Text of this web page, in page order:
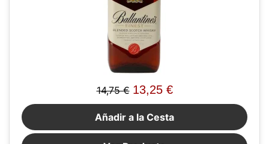
14,75 € 13,25 €
Añadir a la Cesta